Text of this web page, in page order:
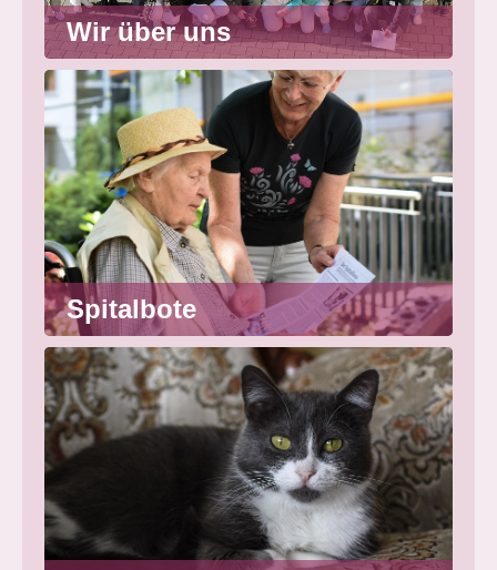
Wir über uns
Spitalbote